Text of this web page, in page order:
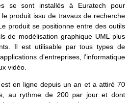
se sont installés à Euratech pour
produit issu de travaux de recherche
produit se positionne entre des outils
de modélisation graphique UML plus
Il est utilisable par tous types de
d’entreprises, l’informatique
vidéo.
en ligne depuis un an et a attiré 70
au rythme de 200 par jour et dont